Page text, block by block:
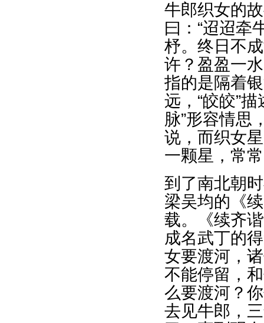
牛郎织女的
曰：“迢迢牵
杼。终日不
许？盈盈一
指的是隔着
远，“皎皎”
脉”形容情思
说，而织女
一颗星，常
到了南北朝
梁吴均的《
载。《续齐
成名武丁的
女要渡河，
不能停留，
么要渡河？
去见牛郎，